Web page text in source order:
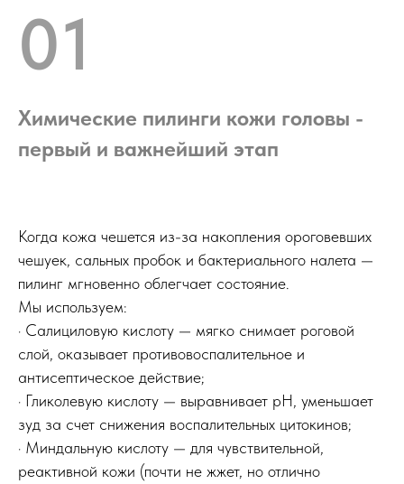
01
Химические пилинги кожи головы -
первый и важнейший этап
Когда кожа чешется из-за накопления ороговевших
чешуек, сальных пробок и бактериального налета —
пилинг мгновенно облегчает состояние.
Мы используем:
· Салициловую кислоту — мягко снимает роговой
слой, оказывает противовоспалительное и
антисептическое действие;
· Гликолевую кислоту — выравнивает pH, уменьшает
зуд за счет снижения воспалительных цитокинов;
· Миндальную кислоту — для чувствительной,
реактивной кожи (почти не жжет, но отлично